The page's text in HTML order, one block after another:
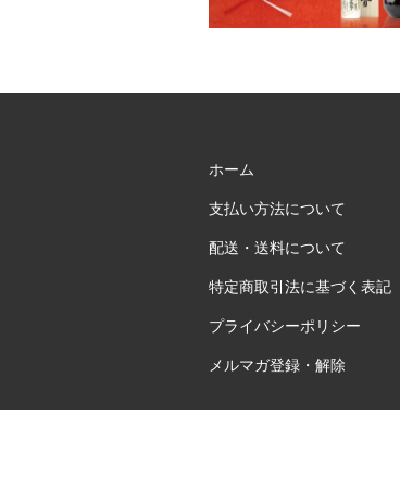
ホーム
支払い方法について
配送・送料について
特定商取引法に基づく表記
プライバシーポリシー
メルマガ登録・解除